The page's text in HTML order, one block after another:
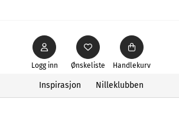
Ønskeliste
Logg inn Handlekurv
Inspirasjon Nilleklubben